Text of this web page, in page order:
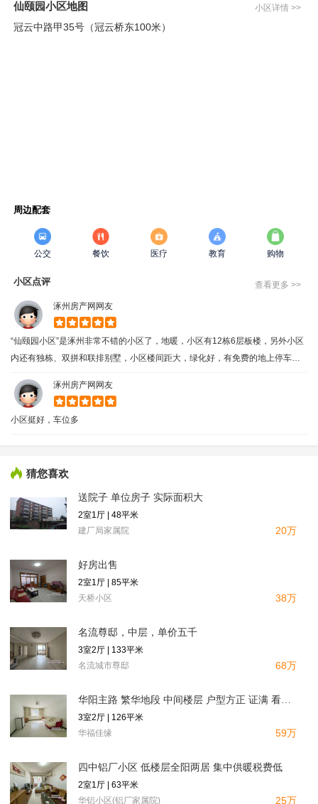
仙颐园小区地图 小区详情 >>
冠云中路甲35号（冠云桥东100米）
周边配套
公交 餐饮 医疗 教育 购物
小区点评 查看更多 >>
涿州房产网网友
“仙颐园小区”是涿州非常不错的小区了，地暖，小区有12栋6层板楼，另外小区
内还有独栋、双拼和联排别墅，小区楼间距大，绿化好，有免费的地上停车
涿州房产网网友
小区挺好，车位多
猜您喜欢
送院子 单位房子 实际面积大
2室1厅 | 48平米
建厂局家属院
20万
好房出售
2室1厅 | 85平米
天桥小区
38万
名流尊邸，中层，单价五千
3室2厅 | 133平米
名流城市尊邸
68万
3室2厅 | 126平米
华福佳缘
59万
四中铝厂小区 低楼层全阳两居 集中供暖税费低
2室1厅 | 63平米
华铝小区(铝厂家属院)
25万